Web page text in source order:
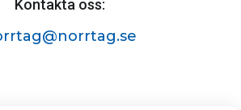
Kontakta oss: